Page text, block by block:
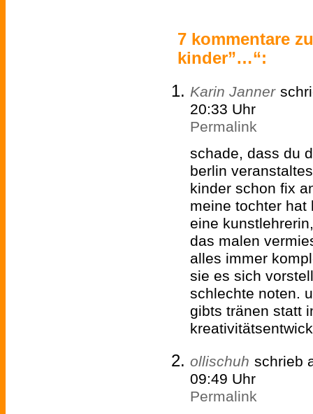
7 kommentare
kinder”…“:
Karin Janner
20:33 Uhr
Permalink
schade, dass du
berlin
kinder schon fix
meine tochter hat
eine
das malen
alles immer
sie es sich
schlechte noten.
gibts tränen statt
ollischuh schrieb
09:49 Uhr
Permalink